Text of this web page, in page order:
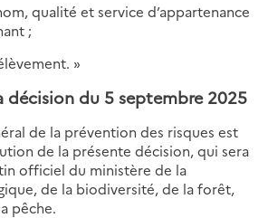
qualité et service d’appartenance
;
»
décision du 5 septembre 2025
de la prévention des risques est
de la présente décision, qui sera
officiel du ministère de la
de la biodiversité, de la forêt,
pêche.